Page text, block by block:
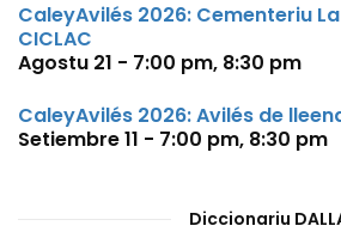
CaleyAvilés 2026: Cementeriu
CICLAC
Agostu 21 - 7:00 pm, 8:30 pm
CaleyAvilés 2026: Avilés de
Setiembre 11 - 7:00 pm, 8:30 pm
Diccionariu